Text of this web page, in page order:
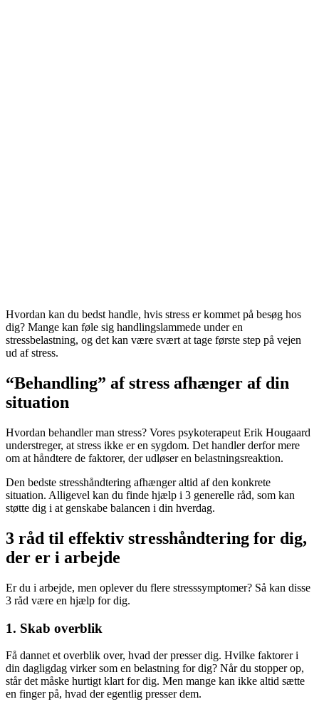
Hvordan kan du bedst handle, hvis stress er kommet på besøg hos
dig? Mange kan føle sig handlingslammede under en
stressbelastning, og det kan være svært at tage første step på vejen
ud af stress.
“Behandling” af stress afhænger af din
situation
Hvordan behandler man stress? Vores psykoterapeut Erik Hougaard
understreger, at stress ikke er en sygdom. Det handler derfor mere
om at håndtere de faktorer, der udløser en belastningsreaktion.
Den bedste stresshåndtering afhænger altid af den konkrete
situation. Alligevel kan du finde hjælp i 3 generelle råd, som kan
støtte dig i at genskabe balancen i din hverdag.
3 råd til effektiv stresshåndtering for dig,
der er i arbejde
Er du i arbejde, men oplever du flere stresssymptomer? Så kan disse
3 råd være en hjælp for dig.
1. Skab overblik
Få dannet et overblik over, hvad der presser dig. Hvilke faktorer i
din dagligdag virker som en belastning for dig? Når du stopper op,
står det måske hurtigt klart for dig. Men mange kan ikke altid sætte
en finger på, hvad der egentlig presser dem.